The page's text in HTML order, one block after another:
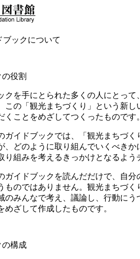
ックについて
役割
クを手にとられた多くの人にとっ
この「観光まちづくり」という新
くことをめざしてつくったものです
ガイドブックでは、「観光まちづ
、どのように取り組んでいくべき
り組みを考えるきっかけとなるよ
ガイドブックを読んだだけで、自
ものではありません。観光まちづ
のみんなで考え、議論し、行動に
めざして作成したものです。
構成